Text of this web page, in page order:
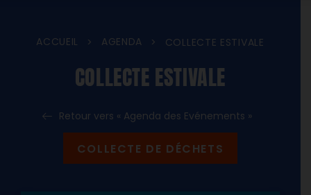
ACCUEIL > AGENDA > COLLECTE ESTIVALE
COLLECTE ESTIVALE
Retour vers « Agenda des Evénements »
COLLECTE DE DÉCHETS